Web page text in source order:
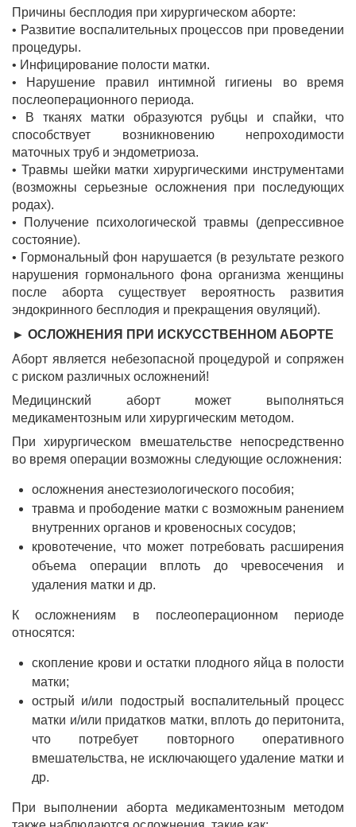
Причины бесплодия при хирургическом аборте:
• Развитие воспалительных процессов при проведении
процедуры.
• Инфицирование полости матки.
• Нарушение правил интимной гигиены во время
послеоперационного периода.
• В тканях матки образуются рубцы и спайки, что
способствует возникновению непроходимости
маточных труб и эндометриоза.
• Травмы шейки матки хирургическими инструментами
(возможны серьезные осложнения при последующих
родах).
• Получение психологической травмы (депрессивное
состояние).
• Гормональный фон нарушается (в результате резкого
нарушения гормонального фона организма женщины
после аборта существует вероятность развития
эндокринного бесплодия и прекращения овуляций).
► ОСЛОЖНЕНИЯ ПРИ ИСКУССТВЕННОМ АБОРТЕ
Аборт является небезопасной процедурой и сопряжен
с риском различных осложнений!
Медицинский аборт может выполняться
медикаментозным или хирургическим методом.
При хирургическом вмешательстве непосредственно
во время операции возможны следующие осложнения:
осложнения анестезиологического пособия;
травма и прободение матки с возможным ранением
внутренних органов и кровеносных сосудов;
кровотечение, что может потребовать расширения
объема операции вплоть до чревосечения и
удаления матки и др.
К осложнениям в послеоперационном периоде
относятся:
скопление крови и остатки плодного яйца в полости
матки;
острый и/или подострый воспалительный процесс
матки и/или придатков матки, вплоть до перитонита,
что потребует повторного оперативного
вмешательства, не исключающего удаление матки и
др.
При выполнении аборта медикаментозным методом